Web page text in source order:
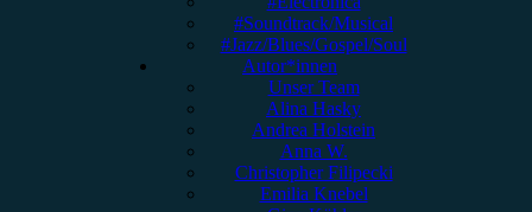
#Soundtrack/Musical
#Jazz/Blues/Gospel/Soul
Autor*innen
Unser Team
Alina Hasky
Andrea Holstein
Anna W.
Christopher Filipecki
Emilia Knebel